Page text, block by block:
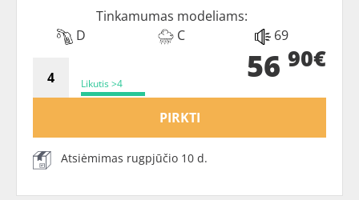
Tinkamumas modeliams:
D
C 69
Likutis >4 56 90€
PIRKTI
Atsiėmimas rugpjūčio 10 d.